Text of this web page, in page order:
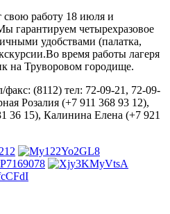
свою работу 18 июля и
гарантируем четырехразовое
удобствами (палатка,
время работы лагеря
на Труворовом городище.
(8112) тел: 72-09-21, 72-09-
Розалия (+7 911 368 93 12),
36 15), Калинина Елена (+7 921